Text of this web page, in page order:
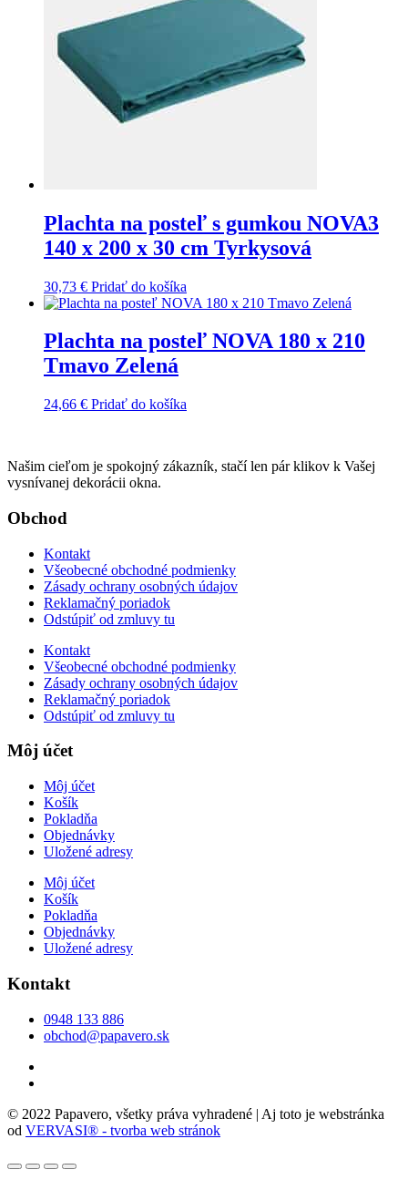
Plachta na posteľ s gumkou NOVA3
140 x 200 x 30 cm Tyrkysová
30,73 € Pridať do košíka
Plachta na posteľ NOVA 180 x 210
Tmavo Zelená
24,66 € Pridať do košíka
Našim cieľom je spokojný zákazník, stačí len pár klikov k Vašej
vysnívanej dekorácii okna.
Obchod
Kontakt
Všeobecné obchodné podmienky
Zásady ochrany osobných údajov
Reklamačný poriadok
Odstúpiť od zmluvy tu
Kontakt
Všeobecné obchodné podmienky
Zásady ochrany osobných údajov
Reklamačný poriadok
Odstúpiť od zmluvy tu
Môj účet
Môj účet
Košík
Pokladňa
Objednávky
Uložené adresy
Môj účet
Košík
Pokladňa
Objednávky
Uložené adresy
Kontakt
0948 133 886
obchod@papavero.sk
© 2022 Papavero, všetky práva vyhradené | Aj toto je webstránka
od VERVASI® - tvorba web stránok